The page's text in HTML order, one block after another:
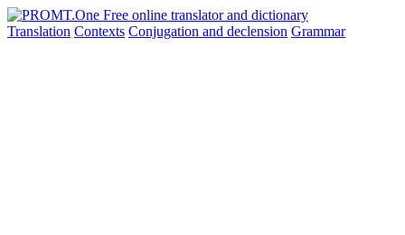
Translation Contexts Conjugation and declension Grammar